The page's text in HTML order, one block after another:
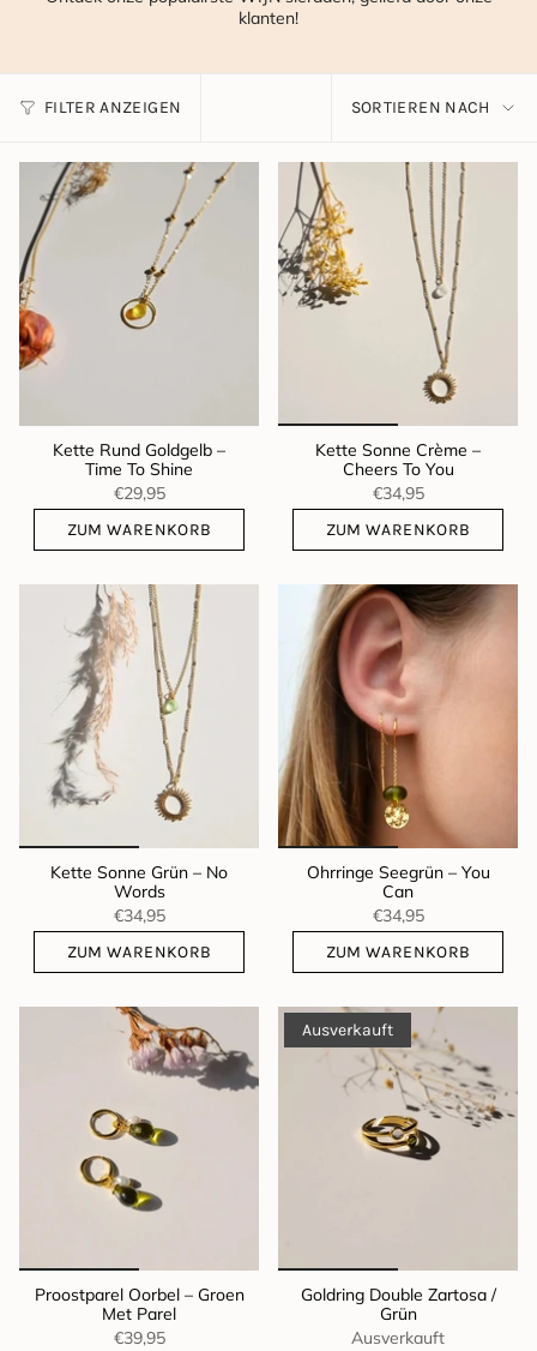
klanten!
FILTER ANZEIGEN SORTIEREN NACH
Kette Rund Goldgelb –
Time To Shine
€29,95
ZUM WARENKORB
Kette Sonne Crème –
Cheers To You
€34,95
ZUM WARENKORB
Kette Sonne Grün – No
Words
€34,95
ZUM WARENKORB
Ohrringe Seegrün – You
Can
€34,95
ZUM WARENKORB
Proostparel Oorbel – Groen
Met Parel
€39,95
Ausverkauft
Goldring Double Zartosa /
Grün
Ausverkauft